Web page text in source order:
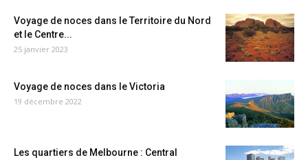
Voyage de noces dans le Territoire du Nord
et le Centre...
25 janvier 2023
Voyage de noces dans le Victoria
19 décembre 2022
Les quartiers de Melbourne : Central